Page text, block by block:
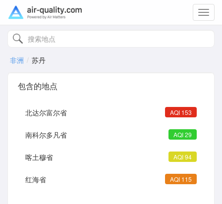
非洲 苏丹
包含的地点
北达尔富尔省 AQI 153
南科尔多凡省 AQI 29
喀土穆省 AQI 94
红海省 AQI 115